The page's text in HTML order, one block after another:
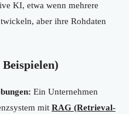
KI, etwa wenn mehrere
aber ihre Rohdaten
Beispielen)
Ein Unternehmen
mit RAG (Retrieval-